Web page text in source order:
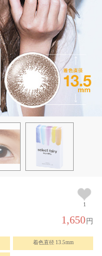
1
1,650円
着色直径 13.5mm